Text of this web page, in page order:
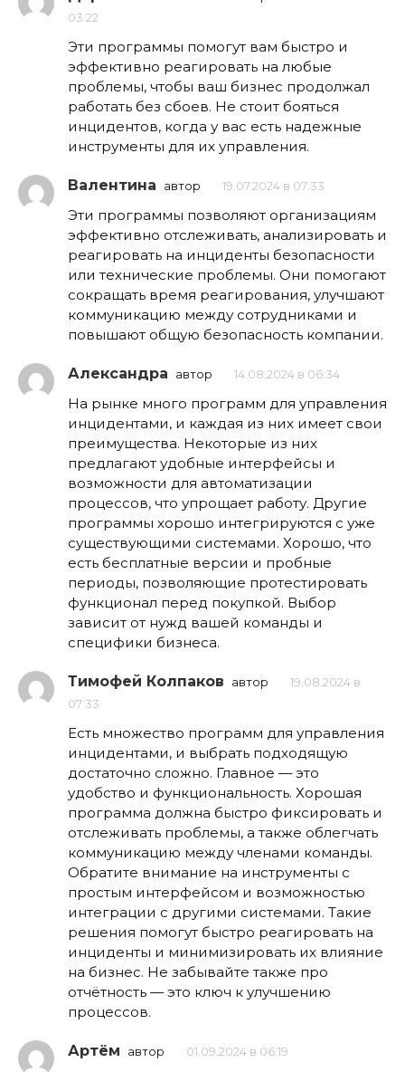
03:22
Эти программы помогут вам быстро и
эффективно реагировать на любые
проблемы, чтобы ваш бизнес продолжал
работать без сбоев. Не стоит бояться
инцидентов, когда у вас есть надежные
инструменты для их управления.
Валентина автор 19.07.2024 в 07:33
Эти программы позволяют организациям
эффективно отслеживать, анализировать и
реагировать на инциденты безопасности
или технические проблемы. Они помогают
сокращать время реагирования, улучшают
коммуникацию между сотрудниками и
повышают общую безопасность компании.
Александра автор 14.08.2024 в 06:34
На рынке много программ для управления
инцидентами, и каждая из них имеет свои
преимущества. Некоторые из них
предлагают удобные интерфейсы и
возможности для автоматизации
процессов, что упрощает работу. Другие
программы хорошо интегрируются с уже
существующими системами. Хорошо, что
есть бесплатные версии и пробные
периоды, позволяющие протестировать
функционал перед покупкой. Выбор
зависит от нужд вашей команды и
специфики бизнеса.
Тимофей Колпаков автор
19.08.2024 в
07:33
Есть множество программ для управления
инцидентами, и выбрать подходящую
достаточно сложно. Главное — это
удобство и функциональность. Хорошая
программа должна быстро фиксировать и
отслеживать проблемы, а также облегчать
коммуникацию между членами команды.
Обратите внимание на инструменты с
простым интерфейсом и возможностью
интеграции с другими системами. Такие
решения помогут быстро реагировать на
инциденты и минимизировать их влияние
на бизнес. Не забывайте также про
отчётность — это ключ к улучшению
процессов.
Артём автор 01.09.2024 в 06:19